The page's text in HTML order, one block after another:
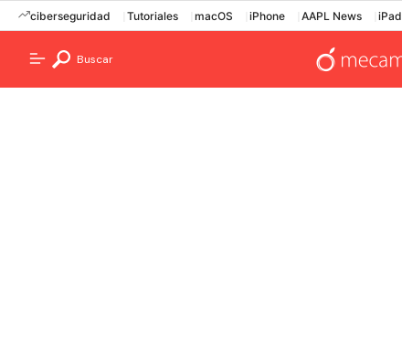
ciberseguridad Tutoriales macOS iPhone AAPL News iPad
Buscar